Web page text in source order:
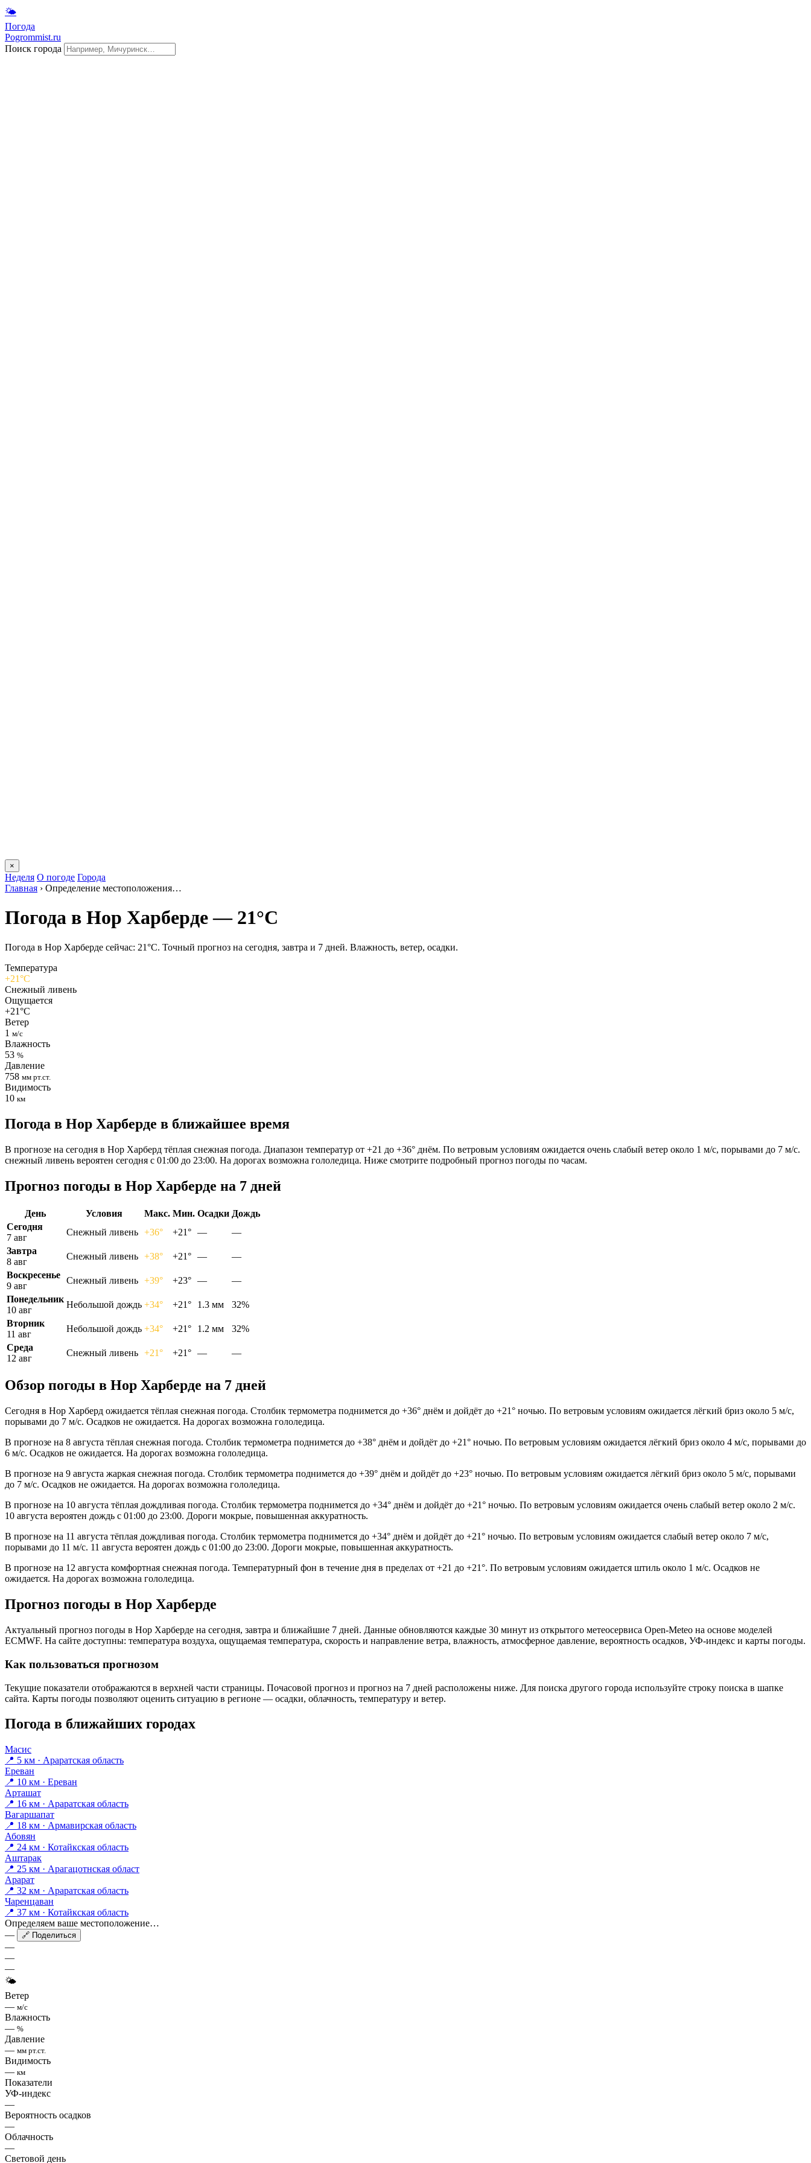
🌤
Погода
Pogrommist.ru
Поиск города
×
Неделя О погоде Города
Главная › Определение местоположения…
Погода в Нор Харберде — 21°C
Погода в Нор Харберде сейчас: 21°C. Точный прогноз на сегодня, завтра и 7 дней. Влажность, ветер, осадки.
Температура
+21°C
Снежный ливень
Ощущается
+21°C
Ветер
1 м/с
Влажность
53 %
Давление
758 мм рт.ст.
Видимость
10 км
Погода в Нор Харберде в ближайшее время
В прогнозе на сегодня в Нор Харберд тёплая снежная погода. Диапазон температур от +21 до +36° днём. По ветровым условиям ожидается очень слабый ветер около 1 м/с, порывами до 7 м/с.
снежный ливень вероятен сегодня с 01:00 до 23:00. На дорогах возможна гололедица. Ниже смотрите подробный прогноз погоды по часам.
Прогноз погоды в Нор Харберде на 7 дней
День Условия Макс. Мин. Осадки Дождь
Сегодня
7 авг
Снежный ливень +36° +21° —
—
Завтра
8 авг
Снежный ливень +38° +21° —
—
Воскресенье
9 авг
Снежный ливень +39° +23° —
—
Понедельник
10 авг
Небольшой дождь +34° +21° 1.3 мм
32%
Вторник
11 авг
Небольшой дождь +34° +21° 1.2 мм
32%
Среда
12 авг
Снежный ливень +21° +21° — —
Обзор погоды в Нор Харберде на 7 дней
Сегодня в Нор Харберд ожидается тёплая снежная погода. Столбик термометра поднимется до +36° днём и дойдёт до +21° ночью. По ветровым условиям ожидается лёгкий бриз около 5 м/с,
порывами до 7 м/с. Осадков не ожидается. На дорогах возможна гололедица.
В прогнозе на 8 августа тёплая снежная погода. Столбик термометра поднимется до +38° днём и дойдёт до +21° ночью. По ветровым условиям ожидается лёгкий бриз около 4 м/с, порывами до
6 м/с. Осадков не ожидается. На дорогах возможна гололедица.
В прогнозе на 9 августа жаркая снежная погода. Столбик термометра поднимется до +39° днём и дойдёт до +23° ночью. По ветровым условиям ожидается лёгкий бриз около 5 м/с, порывами
до 7 м/с. Осадков не ожидается. На дорогах возможна гололедица.
В прогнозе на 10 августа тёплая дождливая погода. Столбик термометра поднимется до +34° днём и дойдёт до +21° ночью. По ветровым условиям ожидается очень слабый ветер около 2 м/с.
10 августа вероятен дождь с 01:00 до 23:00. Дороги мокрые, повышенная аккуратность.
В прогнозе на 11 августа тёплая дождливая погода. Столбик термометра поднимется до +34° днём и дойдёт до +21° ночью. По ветровым условиям ожидается слабый ветер около 7 м/с,
порывами до 11 м/с. 11 августа вероятен дождь с 01:00 до 23:00. Дороги мокрые, повышенная аккуратность.
В прогнозе на 12 августа комфортная снежная погода. Температурный фон в течение дня в пределах от +21 до +21°. По ветровым условиям ожидается штиль около 1 м/с. Осадков не
ожидается. На дорогах возможна гололедица.
Прогноз погоды в Нор Харберде
Актуальный прогноз погоды в Нор Харберде на сегодня, завтра и ближайшие 7 дней. Данные обновляются каждые 30 минут из открытого метеосервиса Open-Meteo на основе моделей
ECMWF. На сайте доступны: температура воздуха, ощущаемая температура, скорость и направление ветра, влажность, атмосферное давление, вероятность осадков, УФ-индекс и карты погоды.
Как пользоваться прогнозом
Текущие показатели отображаются в верхней части страницы. Почасовой прогноз и прогноз на 7 дней расположены ниже. Для поиска другого города используйте строку поиска в шапке
сайта. Карты погоды позволяют оценить ситуацию в регионе — осадки, облачность, температуру и ветер.
Погода в ближайших городах
Масис
📍 5 км · Араратская область
Ереван
📍 10 км · Ереван
Арташат
📍 16 км · Араратская область
Вагаршапат
📍 18 км · Армавирская область
Абовян
📍 24 км · Котайкская область
Аштарак
📍 25 км · Арагацотнская област
Арарат
📍 32 км · Араратская область
Чаренцаван
📍 37 км · Котайкская область
Определяем ваше местоположение…
—
🔗 Поделиться
—
—
—
🌤
Ветер
— м/с
Влажность
— %
Давление
— мм рт.ст.
Видимость
— км
Показатели
УФ-индекс
—
Вероятность осадков
—
Облачность
—
Световой день